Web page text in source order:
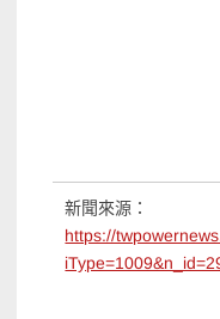
新聞來源：
https://